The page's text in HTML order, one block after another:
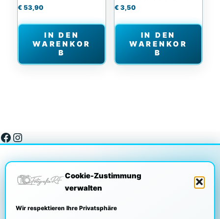
Cookie-Zustimmung
verwalten
Wir respektieren Ihre Privatsphäre
€ 53,90
IN DEN
WARENKOR
B
€3,50
IN DEN
WARENKOR
B
Facebook
Instagram
DATENSCHUTZ